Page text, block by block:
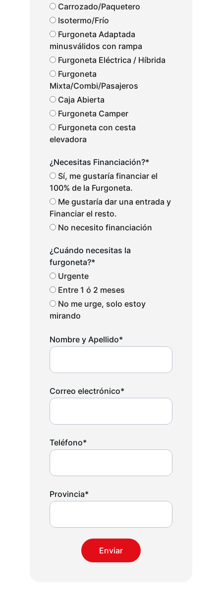
Carrozado/Paquetero
Isotermo/Frío
Furgoneta Adaptada
minusválidos con rampa
Furgoneta Eléctrica / Híbrida
Furgoneta
Mixta/Combi/Pasajeros
Caja Abierta
Furgoneta Camper
Furgoneta con cesta
elevadora
¿Necesitas Financiación?*
Sí, me gustaría financiar el
100% de la Furgoneta.
Me gustaría dar una entrada y
Financiar el resto.
No necesito financiación
¿Cuándo necesitas la
furgoneta?*
Urgente
Entre 1 ó 2 meses
No me urge, solo estoy
mirando
Nombre y Apellido*
Correo electrónico*
Teléfono*
Provincia*
Enviar